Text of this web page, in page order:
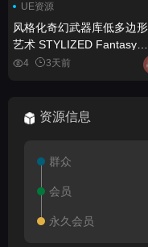
UE资源
风格化奇幻武器库低多边
艺术 STYLIZED Fantasy
Armory - Low Poly 3D Art
4 3天前
资源信息
群众
会员
永久会员